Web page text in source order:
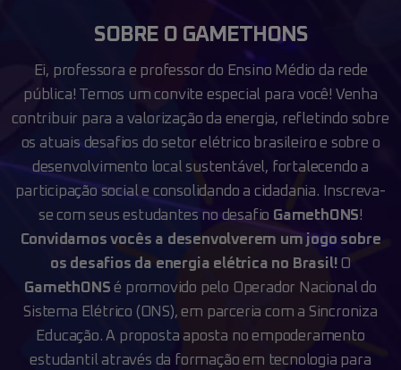
SOBRE O GAMETHONS
Ei, professora e professor do Ensino Médio da rede
pública! Temos um convite especial para você! Venha
contribuir para a valorização da energia, refletindo sobre
os atuais desafios do setor elétrico brasileiro e sobre o
desenvolvimento local sustentável, fortalecendo a
participação social e consolidando a cidadania. Inscreva-
se com seus estudantes no desafio GamethONS!
Convidamos vocês a desenvolverem um jogo sobre
os desafios da energia elétrica no Brasil! O
GamethONS é promovido pelo Operador Nacional do
Sistema Elétrico (ONS), em parceria com a Sincroniza
Educação. A proposta aposta no empoderamento
estudantil através da formação em tecnologia para